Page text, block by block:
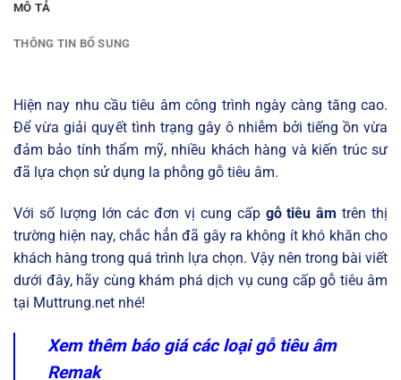
MÔ TẢ
THÔNG TIN BỔ SUNG
Hiện nay nhu cầu tiêu âm công trình ngày càng tăng cao.
Để vừa giải quyết tình trạng gây ô nhiễm bởi tiếng ồn vừa
đảm bảo tính thẩm mỹ, nhiều khách hàng và kiến trúc sư
đã lựa chọn sử dụng la phỗng gỗ tiêu âm.
Với số lượng lớn các đơn vị cung cấp gỗ tiêu âm trên thị
trường hiện nay, chắc hẳn đã gây ra không ít khó khăn cho
khách hàng trong quá trình lựa chọn. Vậy nên trong bài viết
dưới đây, hãy cùng khám phá dịch vụ cung cấp gỗ tiêu âm
tại Muttrung.net nhé!
Xem thêm báo giá các loại gỗ tiêu âm
Remak